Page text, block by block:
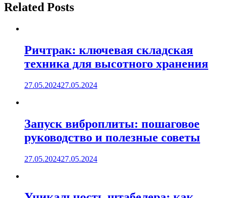
Related Posts
Ричтрак: ключевая складская
техника для высотного хранения
27.05.202427.05.2024
Запуск виброплиты: пошаговое
руководство и полезные советы
27.05.202427.05.2024